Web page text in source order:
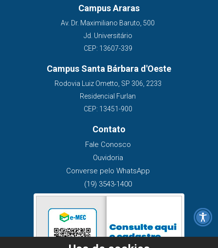
Campus Araras
Av. Dr. Maximiliano Baruto, 500
Jd. Universitário
CEP: 13607-339
Campus Santa Bárbara d'Oeste
Rodovia Luiz Ometto, SP 306, 2233
Residencial Furlan
CEP: 13451-900
Contato
Fale Conosco
Ouvidoria
Converse pelo WhatsApp
(19) 3543-1400